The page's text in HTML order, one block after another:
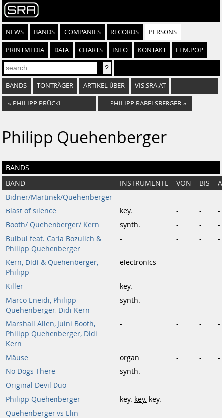
NEWS BANDS COMPANIES RECORDS PERSONS
PRINTMEDIA DATA CHARTS INFO KONTAKT FEM.POP
BANDS TONTRÄGER ARTIKEL ÜBER VIS.SRA.AT
« PHILIPP PRÜCKL PHILIPP RABELSBERGER »
Philipp Quehenberger
BANDS
BAND INSTRUMENTE VON BIS
Bidner/Martinek/Quehenberger
- - -
-
Blast of silence
key. - -
-
Booth/ Quehenberger/ Kern
synth. - -
-
Bulbul feat. Carla Bozulich &
Philipp Quehenberger
- - - -
Kern, Didi & Quehenberger,
Philipp
electronics - - -
Killer key. - -
-
Marco Eneidi, Philipp
Quehenberger, Didi Kern
synth. - - -
Marshall Allen, Juini Booth,
Philipp Quehenberger, Didi
Kern
- - - -
Mäuse organ - -
-
No Dogs There!
synth. - -
-
Original Devil Duo
- - -
-
Philipp Quehenberger
key. key. key. - -
-
Quehenberger vs Elin
- - -
-